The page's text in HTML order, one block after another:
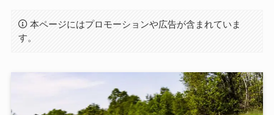
本ページにはプロモーションや広告が含まれていま
す。